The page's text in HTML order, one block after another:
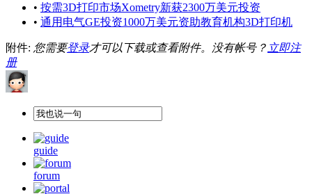
• 按需3D打印市场Xometry新获2300万美元投资
• 通用电气GE投资1000万美元资助教育机构3D打印机
附件: 您需要登录才可以下载或查看附件。没有帐号？ 立即注
册
guide
forum